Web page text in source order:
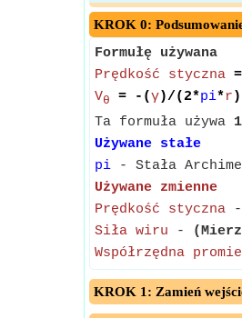
KROK 0:
Formułę używana
Prędkość styczna
Vθ = -(γ)/(2*pi*r )
Ta formuła używa 1
Używane stałe
pi - Stała
Używane zmienne
Prędkość styczna -
Siła wiru -
Współrzędna
KROK 1: Zamień